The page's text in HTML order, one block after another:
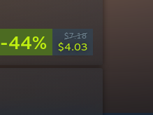
-44% $7.18
$4.03